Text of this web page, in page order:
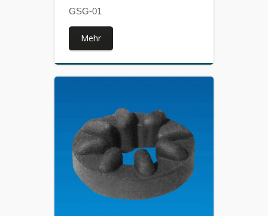
GSG-01
Mehr